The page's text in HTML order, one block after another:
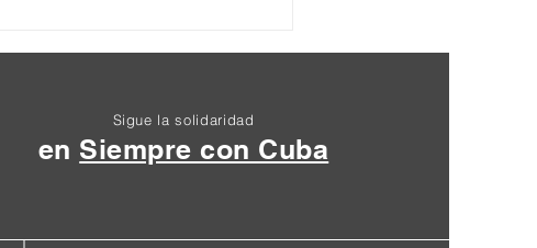
por la Paz y la Abolición de
Sigue la solidaridad
en Siempre con Cuba